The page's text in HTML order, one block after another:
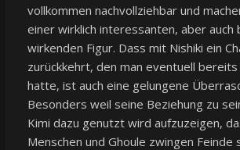
vollkommen nachvollziehbar und
einer wirklich interessanten, aber auch
wirkenden Figur. Dass mit Nishiki ein
zurückkehrt, den man eventuell
hatte, ist auch eine gelungene
Besonders weil seine Beziehung zu
Kimi dazu genutzt wird aufzuzeigen,
Menschen und Ghoule zwingen Feinde